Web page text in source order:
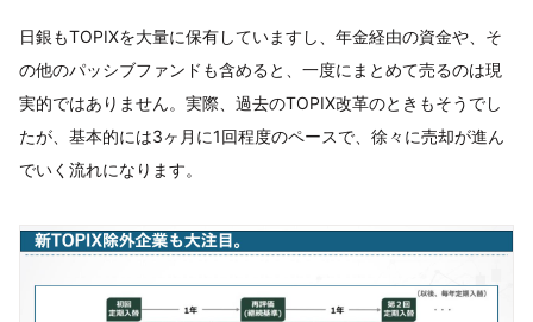
日銀もTOPIXを大量に保有していますし、年金経由の資金や、そ
の他のパッシブファンドも含めると、一度にまとめて売るのは現
実的ではありません。実際、過去のTOPIX改革のときもそうでし
たが、基本的には3ヶ月に1回程度のペースで、徐々に売却が進ん
でいく流れになります。